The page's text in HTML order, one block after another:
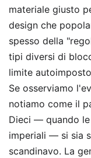
materiale giusto
design che
spesso della
tipi diversi di
limite
Se osserviamo
notiamo come il
Dieci — quando
imperiali — si sia
scandinavo. La